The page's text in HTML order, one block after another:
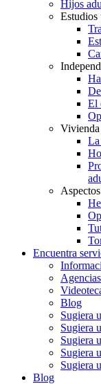
Hijos
Estudios
El
Vivienda
Encuentra
Blog
Sugiera
Sugiera
Sugiera
Sugiera
Sugiera
Blog